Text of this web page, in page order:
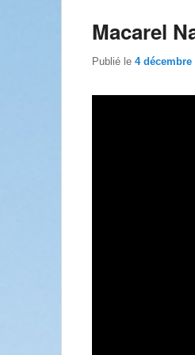
Macarel
Publié le 4 décembre